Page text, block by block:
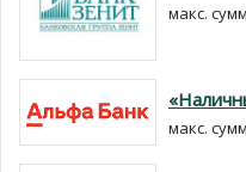
макс.
макс.